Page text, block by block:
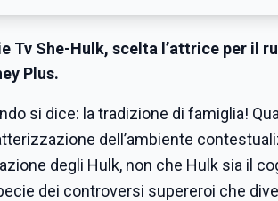
Tv She-Hulk, scelta l’attrice per il
Plus.
si dice: la tradizione di famiglia!
dell’ambiente
degli Hulk, non che Hulk sia il
dei controversi supereroi che